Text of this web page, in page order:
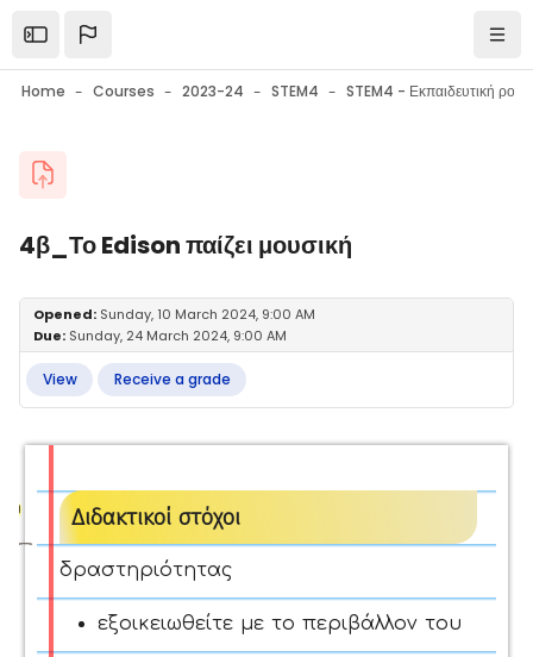
Open the sidebar
Home Courses 2023-24 STEM4
Blocks
4β_Το Edison παίζει μουσική
Blocks
Completion requirements
Opened: Sunday, 10 March 2024, 9:00 AM
Due: Sunday, 24 March 2024, 9:00 AM
View Receive a grade
Διδακτικοί στόχοι
δραστηριότητας
εξοικειωθείτε με το περιβάλλον του